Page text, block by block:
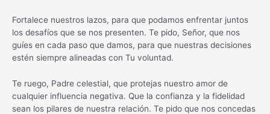
Fortalece nuestros lazos, para que podamos enfrentar juntos
los desafíos que se nos presenten. Te pido, Señor, que nos
guíes en cada paso que damos, para que nuestras decisiones
estén siempre alineadas con Tu voluntad.
Te ruego, Padre celestial, que protejas nuestro amor de
cualquier influencia negativa. Que la confianza y la fidelidad
sean los pilares de nuestra relación. Te pido que nos concedas